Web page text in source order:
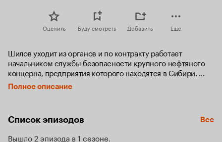
Оценить Буду смотреть Добавить Еще
Шилов уходит из органов и по контракту работает
начальником службы безопасности крупного нефтяного
концерна, предприятия которого находятся в Сибири.
Шилов и его новая супруга Лена уже несколько лет не
видели Петербурга, и вот теперь, после очередного
Полное описание
Список эпизодов Все
Вышло 2 эпизода в 1 сезоне